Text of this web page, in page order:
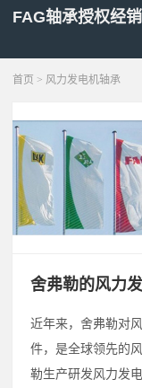
FAG轴承授权经
首页 > 风力发电机轴承
舍弗勒的风力
近年来，舍弗勒对
件，是全球领先的
勒生产研发风力发